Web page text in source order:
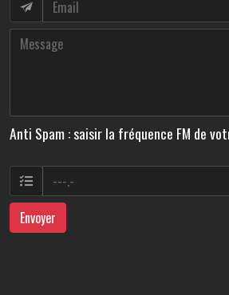
Anti Spam : saisir la fréquence FM de
Envoyer